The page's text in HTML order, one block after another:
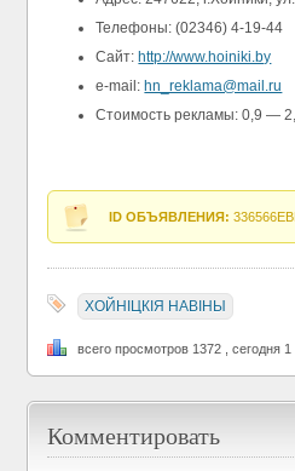
Телефоны: (02346) 4-19-44
Сайт: http://www.hoiniki.by
e-mail: hn_reklama@mail.ru
Стоимость рекламы: 0,9 —
ID ОБЪЯВЛЕНИЯ:
ХОЙНIЦКIЯ НАВIНЫ
всего просмотров 1372 , сегодня 1
Комментировать